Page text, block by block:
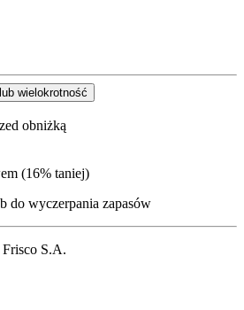
lub wielokrotność
obniżką
(16% taniej)
do wyczerpania zapasów
Frisco S.A.